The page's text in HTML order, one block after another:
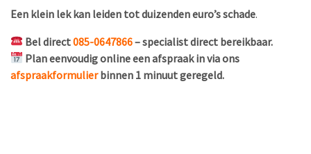
Een klein lek kan leiden tot duizenden euro’s schade.
Bel direct085-0647866– specialist direct bereikbaar.
Plan eenvoudig online een afspraakin via ons
afspraakformulier binnen 1 minuut geregeld.